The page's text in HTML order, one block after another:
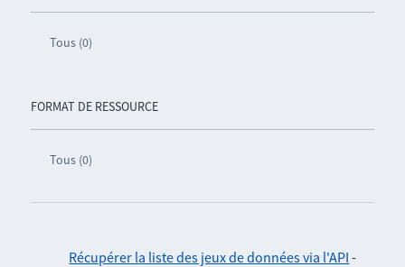
Tous (0)
FORMAT DE RESSOURCE
Tous (0)
Récupérer la liste des jeux de données via l'API -